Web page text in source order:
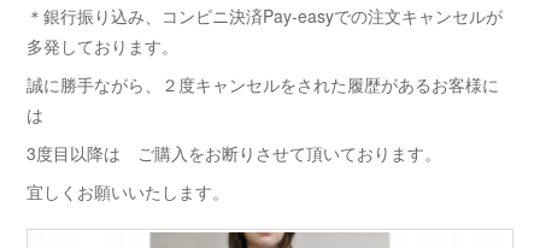
＊銀行振り込み、コンビニ決済Pay-easyでの注文キャンセルが
多発しております。
誠に勝手ながら、２度キャンセルをされた履歴があるお客様に
は
3度目以降は ご購入をお断りさせて頂いております。
宜しくお願いいたします。